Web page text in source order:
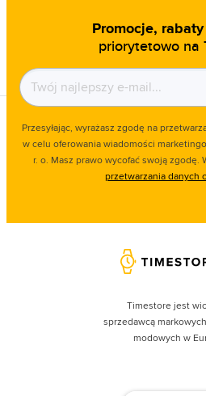
Promocje,
priorytetowo na
Przesyłając, wyrażasz zgodę na
w celu oferowania wiadomości
r. o. Masz prawo wycofać swoją zgodę.
przetwarzania danych
Timestore jest
sprzedawcą
modowych w